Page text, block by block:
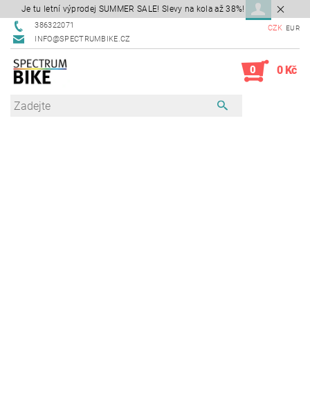
Je tu letní výprodej SUMMER SALE! Slevy na kola až 38%!
386322071
INFO@SPECTRUMBIKE.CZ
CZK EUR
0 0 Kč